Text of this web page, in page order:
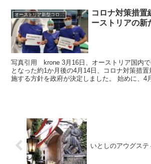
オーストリア新型コロナウイルス情報2020
コロナ対策措置
ーストリアの新
写真引用 krone 3月16日、オーストリア国内
となった約1か月後の4月14日、コロナ対策措
施する方針を政府が決定しました。 始めに、4
いとしのアウグステ